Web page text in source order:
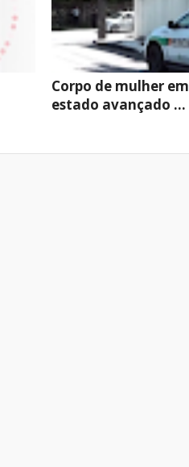
Corpo de mulher em
estado avançado ...